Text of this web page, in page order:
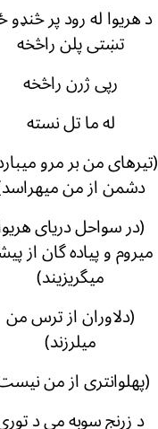
د هریوا له رود پر څنډو
تښتی پلن راڅخه
رپی ژرن راڅخه
له ما تل نسته
(تیرهای من بر مرو
دشمن از من
(در سواحل دریای
میروم و پیاده گان از
میگریزیند)
(دلاوران از ترس من
میلرزند)
(پهلوانتری از من
د زرنج سوبه می د